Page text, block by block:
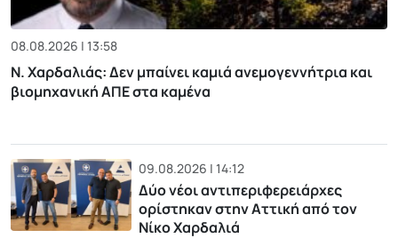
08.08.2026 | 13:58
Ν. Χαρδαλιάς: Δεν μπαίνει καμιά ανεμογεννήτρια και
βιομηχανική ΑΠΕ στα καμένα
09.08.2026 | 14:12
Δύο νέοι αντιπεριφερειάρχες
ορίστηκαν στην Αττική από τον
Νίκο Χαρδαλιά